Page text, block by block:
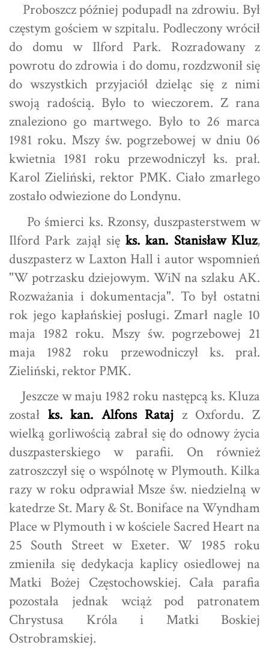
Proboszcz później podupadł na zdrowiu. Był
częstym gościem w szpitalu. Podleczony wrócił
do domu w Ilford Park. Rozradowany z
powrotu do zdrowia i do domu, rozdzwonił się
do wszystkich przyjaciół dzieląc się z nimi
swoją radością. Było to wieczorem. Z rana
znaleziono go martwego. Było to 26 marca
1981 roku. Mszy św. pogrzebowej w dniu 06
kwietnia 1981 roku przewodniczył ks. prał.
Karol Zieliński, rektor PMK. Ciało zmarłego
zostało odwiezione do Londynu.
Po śmierci ks. Rzonsy, duszpasterstwem w
Ilford Park zajął sięks. kan. Stanisław Kluz,
duszpasterz w Laxton Hall i autor wspomnień
"W potrzasku dziejowym. WiN na szlaku AK.
Rozważania i dokumentacja". To był ostatni
rok jego kapłańskiej posługi. Zmarł nagle 10
maja 1982 roku. Mszy św. pogrzebowej 21
maja 1982 roku przewodniczył ks. prał.
Zieliński, rektor PMK.
Jeszcze w maju 1982 roku następcą ks. Kluza
został ks. kan. Alfons Rataj z Oxfordu. Z
wielką gorliwością zabrał się do odnowy życia
duszpasterskiego w parafii. On również
zatroszczył się o wspólnotę w Plymouth. Kilka
razy w roku odprawiał Msze św. niedzielną w
katedrze St. Mary & St. Boniface na Wyndham
Place w Plymouth i w kościele Sacred Heart na
25 South Street w Exeter. W 1985 roku
zmieniła się dedykacja kaplicy osiedlowej na
Matki Bożej Częstochowskiej. Cała parafia
pozostała jednak wciąż pod patronatem
Chrystusa Króla i Matki Boskiej
Ostrobramskiej.